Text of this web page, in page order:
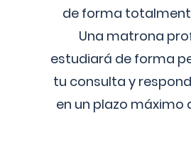
de forma
Una matrona
estudiará de forma
tu consulta y
en un plazo máximo